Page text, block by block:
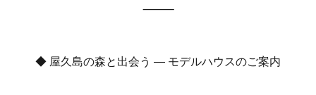
⸻
◆ 屋久島の森と出会う ― モデルハウスのご案内